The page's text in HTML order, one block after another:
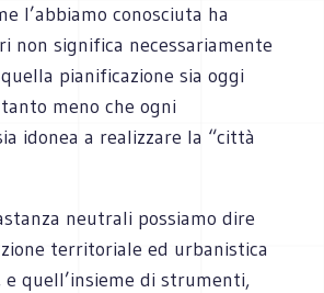
l’abbiamo conosciuta ha
non significa necessariamente
pianificazione sia oggi
meno che ogni
idonea a realizzare la “città
neutrali possiamo dire
territoriale ed urbanistica
quell’insieme di strumenti,